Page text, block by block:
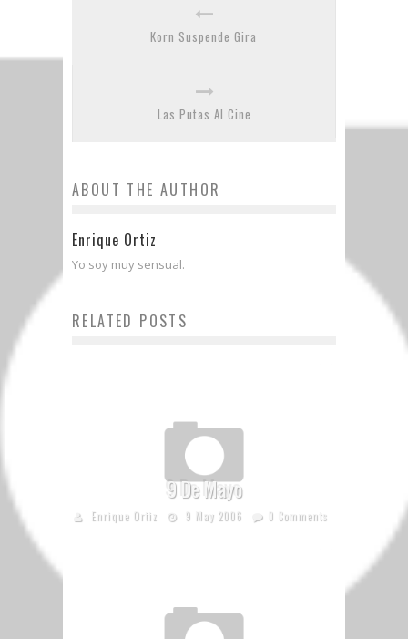
Korn Suspende Gira
Las Putas Al Cine
ABOUT THE AUTHOR
Enrique Ortiz
Yo soy muy sensual.
RELATED POSTS
9 De Mayo
Enrique Ortiz 9 May 2006 0 Comments